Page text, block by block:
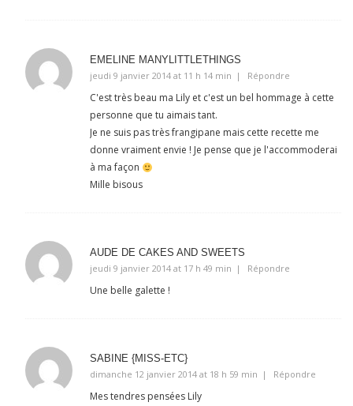
EMELINE MANYLITTLETHINGS
jeudi 9 janvier 2014 at 11 h 14 min
Répondre
C'est très beau ma Lily et c'est un bel hommage à cette
personne que tu aimais tant.
Je ne suis pas très frangipane mais cette recette me
donne vraiment envie ! Je pense que je l'accommoderai
à ma façon
Mille bisous
AUDE DE CAKES AND SWEETS
jeudi 9 janvier 2014 at 17 h 49 min
Répondre
Une belle galette !
SABINE {MISS-ETC}
dimanche 12 janvier 2014 at 18 h 59 min
Répondre
Mes tendres pensées Lily